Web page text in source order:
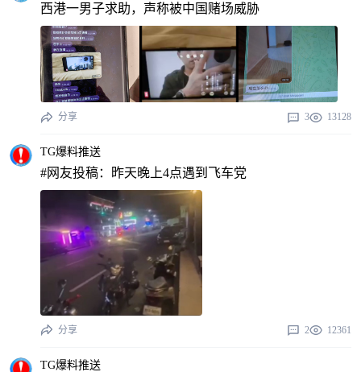
西港一男子求助，声称被中国赌场威胁
分享 3 13128
TG爆料推送
#网友投稿：昨天晚上4点遇到飞车党
分享 2 12361
TG爆料推送